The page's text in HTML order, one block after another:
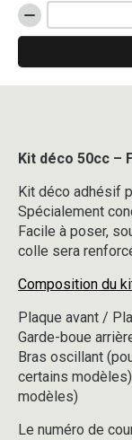
quantité
de
50cc
XMF
-
2DR1
-
PETROL
Kit déco 50cc –
Kit déco adhésif
Spécialement
Facile à poser,
colle sera
Composition du
Plaque avant /
Garde-boue
Bras oscillant
certains
modèles)
Le numéro de